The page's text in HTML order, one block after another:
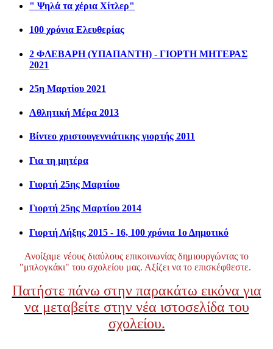
" Ψηλά τα χέρια Χίτλερ"
100 χρόνια Ελευθερίας
2 ΦΛΕΒΑΡΗ (ΥΠΑΠΑΝΤΗ) - ΓΙΟΡΤΗ ΜΗΤΕΡΑΣ
2021
25η Μαρτίου 2021
Αθλητική Μέρα 2013
Βίντεο χριστουγεννιάτικης γιορτής 2011
Για τη μητέρα
Γιορτή 25ης Μαρτίου
Γιορτή 25ης Μαρτίου 2014
Γιορτή Λήξης 2015 - 16, 100 χρόνια 1ο Δημοτικό
Ανοίξαμε νέους διαύλους επικοινωνίας δημιουργώντας το
"μπλογκάκι" του σχολείου μας. Αξίζει να το επισκέφθεστε.
Πατήστε πάνω στην παρακάτω εικόνα για
να μεταβείτε στην νέα ιστοσελίδα του
σχολείου.